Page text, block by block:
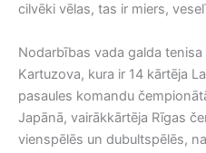
cilvēki vēlas, tas ir miers,
Nodarbības vada galda
Kartuzova, kura ir 14 kārtēja
pasaules komandu
Japānā, vairākkārtēja Rīgas
vienspēlēs un dubultspēlēs,